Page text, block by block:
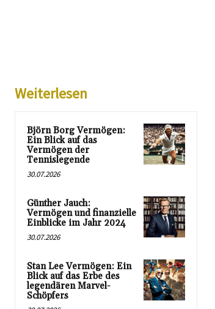
Weiterlesen
Björn Borg Vermögen:
Ein Blick auf das
Vermögen der
Tennislegende
30.07.2026
Günther Jauch:
Vermögen und finanzielle
Einblicke im Jahr 2024
30.07.2026
Stan Lee Vermögen: Ein
Blick auf das Erbe des
legendären Marvel-
Schöpfers